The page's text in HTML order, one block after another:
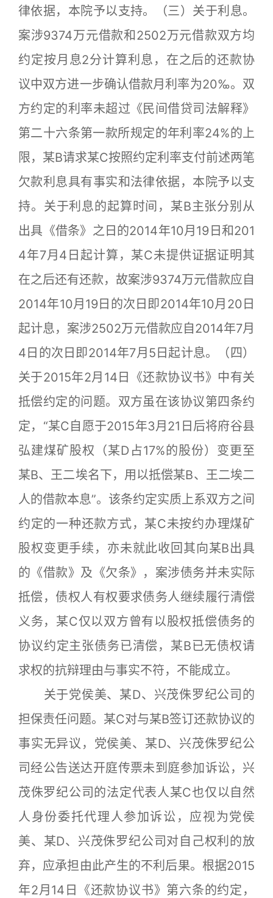
律依据，本院予以支持。（三）关于利息。
案涉9374万元借款和2502万元借款双方均
约定按月息2分计算利息，在之后的还款协
议中双方进一步确认借款月利率为20‰。双
方约定的利率未超过《民间借贷司法解释》
第二十六条第一款所规定的年利率24%的上
限，某B请求某C按照约定利率支付前述两笔
欠款利息具有事实和法律依据，本院予以支
持。关于利息的起算时间，某B主张分别从
出具《借条》之日的2014年10月19日和201
4年7月4日起计算，某C未提供证据证明其
在之后还有还款，故案涉9374万元借款应自
2014年10月19日的次日即2014年10月20日
起计息，案涉2502万元借款应自2014年7月
4日的次日即2014年7月5日起计息。（四）
关于2015年2月14日《还款协议书》中有关
抵偿约定的问题。双方虽在该协议第四条约
定，“某C自愿于2015年3月21日后将府谷县
弘建煤矿股权（某D占17%的股份）变更至
某B、王二埃名下，用以抵偿某B、王二埃二
人的借款本息”。该条约定实质上系双方之间
约定的一种还款方式，某C未按约办理煤矿
股权变更手续，亦未就此收回其向某B出具
的《借款》及《欠条》，案涉债务并未实际
抵偿，债权人有权要求债务人继续履行清偿
义务，某C仅以双方曾有以股权抵偿债务的
协议约定主张债务已清偿，某B已无债权请
求权的抗辩理由与事实不符，不能成立。
关于党侯美、某D、兴茂侏罗纪公司的
担保责任问题。某C对与某B签订还款协议的
事实无异议，党侯美、某D、兴茂侏罗纪公
司经公告送达开庭传票未到庭参加诉讼，兴
茂侏罗纪公司的法定代表人某C也仅以自然
人身份委托代理人参加诉讼，应视为党侯
美、某D、兴茂侏罗纪公司对自己权利的放
弃，应承担由此产生的不利后果。根据2015
年2月14日《还款协议书》第六条的约定，